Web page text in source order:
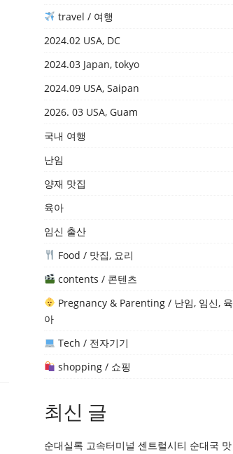
travel / 여행
2024.02 USA, DC
2024.03 Japan, tokyo
2024.09 USA, Saipan
2026. 03 USA, Guam
국내 여행
난임
양재 맛집
육아
임신 출산
Food / 맛집, 요리
contents / 콘텐츠
Pregnancy & Parenting / 난임, 임신, 육
아
Tech / 전자기기
shopping / 쇼핑
최신 글
순대실록 고속터미널 센트럴시티 순대국 맛